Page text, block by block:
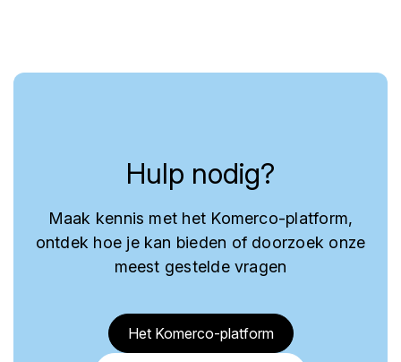
Hulp nodig?
Maak kennis met het Komerco-platform,
ontdek hoe je kan bieden of doorzoek onze
meest gestelde vragen
Het Komerco-platform